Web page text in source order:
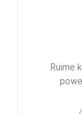
Ruime